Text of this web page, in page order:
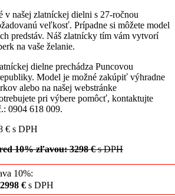
v našej zlatníckej dielni s 27-ročnou
veľkosť. Prípadne si môžete model
predstáv. Náš zlatnícky tím vám vytvorí
na vaše želanie.
dielne prechádza Puncovou
Model je možné zakúpiť výhradne
alebo na našej webstránke
pri výbere pomôcť, kontaktujte
0904 618 009.
€ s DPH
10% zľavou: 3298 €s DPH
10%:
€ s DPH